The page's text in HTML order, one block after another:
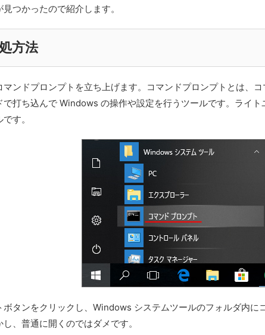
見つかったので紹介します。
方法
マンドプロンプトを立ち上げます。コマンドプロンプトとは、
で打ち込んで Windows の操作や設定を行うツールです。ライ
す。
ボタンをクリックし、Windows システムツールのフォルダ内に
、普通に開くのではダメです。